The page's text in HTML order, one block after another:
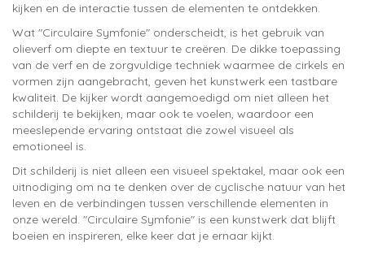
kijken en de interactie tussen de elementen te ontdekken.
Wat "Circulaire Symfonie" onderscheidt, is het gebruik van
olieverf om diepte en textuur te creëren. De dikke toepassing
van de verf en de zorgvuldige techniek waarmee de cirkels en
vormen zijn aangebracht, geven het kunstwerk een tastbare
kwaliteit. De kijker wordt aangemoedigd om niet alleen het
schilderij te bekijken, maar ook te voelen, waardoor een
meeslepende ervaring ontstaat die zowel visueel als
emotioneel is.
Dit schilderij is niet alleen een visueel spektakel, maar ook een
uitnodiging om na te denken over de cyclische natuur van het
leven en de verbindingen tussen verschillende elementen in
onze wereld. "Circulaire Symfonie" is een kunstwerk dat blijft
boeien en inspireren, elke keer dat je ernaar kijkt.